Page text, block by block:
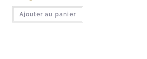
Ajouter au panier